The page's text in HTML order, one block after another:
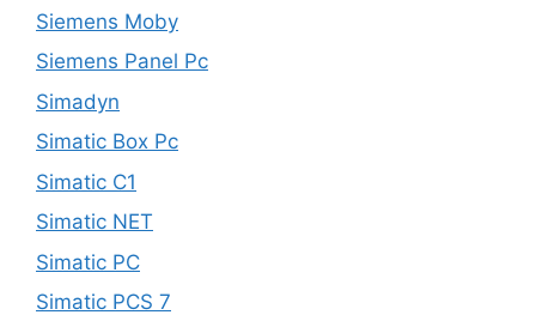
Siemens Moby
Siemens Panel Pc
Simadyn
Simatic Box Pc
Simatic C1
Simatic NET
Simatic PC
Simatic PCS 7